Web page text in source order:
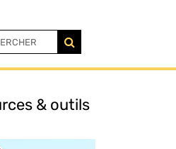
& outils